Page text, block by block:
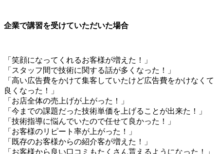
企業で講習を受けていただいた場合
「笑顔になってくれるお客様が増えた！」
「スタッフ間で技術に関する話が多くなった！」
「高い広告費をかけて集客していたけど広告費をかけなくて
良くなった！」
「お店全体の売上げが上がった！」
「今までの課題だった技術単価を上げることが出来た！」
「技術指導に悩んでいたので任せて良かった！」
「お客様のリピート率が上がった！」
「既存のお客様からの紹介客が増えた！」
「お客様から良い口コミもたくさん貰えるようになった！」